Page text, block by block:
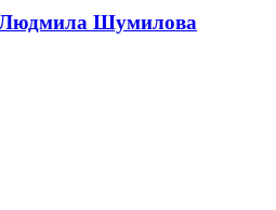
Шумилова